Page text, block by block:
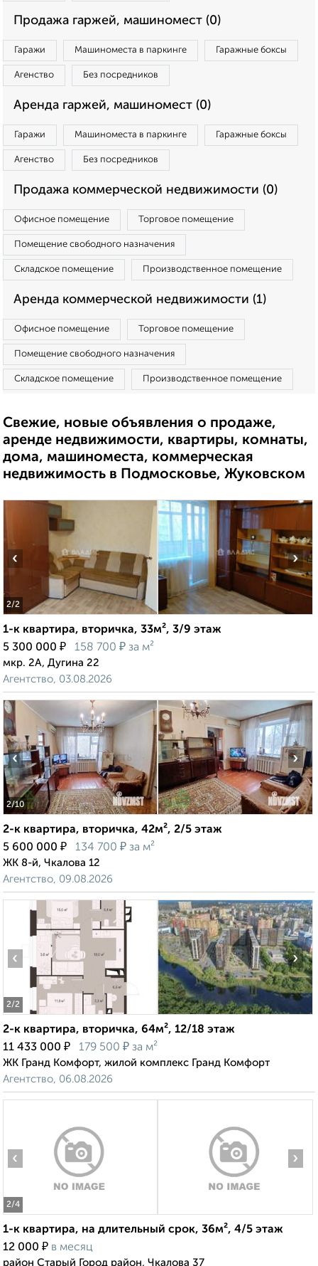
Продажа гаржей, машиномест (0)
Гаражи Машиноместа в паркинге Гаражные боксы
Агенство Без посредников
Аренда гаржей, машиномест (0)
Гаражи Машиноместа в паркинге Гаражные боксы
Агенство Без посредников
Продажа коммерческой недвижимости (0)
Офисное помещение Торговое помещение
Помещение свободного назначения
Складское помещение Производственное помещение
Аренда коммерческой недвижимости (1)
Офисное помещение Торговое помещение
Помещение свободного назначения
Складское помещение Производственное помещение
Свежие, новые объявления о продаже,
аренде недвижимости, квартиры, комнаты,
дома, машиноместа, коммерческая
недвижимость в Подмосковье, Жуковском
2/2
‹ ›
1-к квартира, вторичка, 33м², 3/9 этаж
5 300 000 ₽ 158 700 ₽ за м²
мкр. 2А, Дугина 22
Агентство, 03.08.2026
2/10
‹ ›
2-к квартира, вторичка, 42м², 2/5 этаж
5 600 000 ₽ 134 700 ₽ за м²
ЖК 8-й, Чкалова 12
Агентство, 09.08.2026
2/2
‹ ›
2-к квартира, вторичка, 64м², 12/18 этаж
11 433 000 ₽ 179 500 ₽ за м²
ЖК Гранд Комфорт, жилой комплекс Гранд Комфорт
Агентство, 06.08.2026
2/4
‹ ›
1-к квартира, на длительный срок, 36м², 4/5 этаж
12 000 ₽ в месяц
район Старый Город район, Чкалова 37